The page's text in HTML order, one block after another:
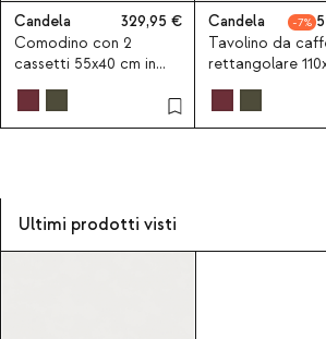
Candela
329,95
Comodino con 2
cassetti 55x40 cm in
legno e metallo
Candela 7
Tavolino da
rettangolare
in legno e metallo
Ultimi prodotti visti